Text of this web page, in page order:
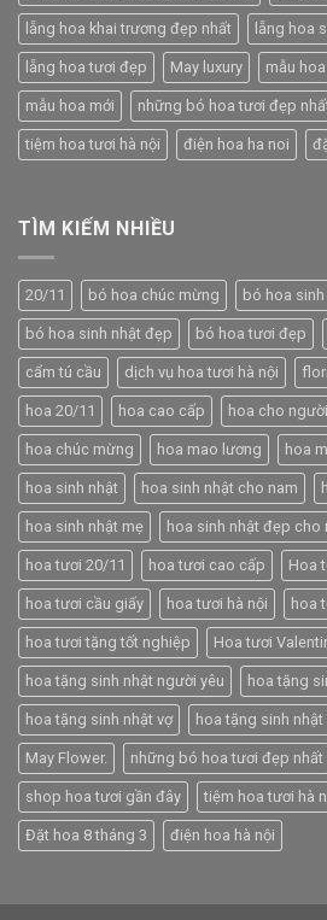
lẵng hoa khai trương đẹp nhất lẵng hoa
lẵng hoa tươi đẹp May luxury mẫu
mẫu hoa mới những bó hoa tươi đẹp
tiệm hoa tươi hà nội điện hoa ha noi
TÌM KIẾM NHIỀU
20/11 bó hoa chúc mừng bó hoa
bó hoa sinh nhật đẹp bó hoa tươi đẹp
cẩm tú cầu dịch vụ hoa tươi hà nội
hoa 20/11 hoa cao cấp hoa cho
hoa chúc mừng hoa mao lương hoa
hoa sinh nhật hoa sinh nhật cho nam
hoa sinh nhật mẹ hoa sinh nhật đẹp cho
hoa tươi 20/11 hoa tươi cao cấp Hoa
hoa tươi cầu giấy hoa tươi hà nội hoa
hoa tươi tặng tốt nghiệp Hoa tươi
hoa tặng sinh nhật người yêu hoa tặng
hoa tặng sinh nhật vợ hoa tặng sinh nhật
May Flower. những bó hoa tươi đẹp nhất
shop hoa tươi gần đây tiệm hoa tươi hà
Đặt hoa 8 tháng 3 điện hoa hà nội